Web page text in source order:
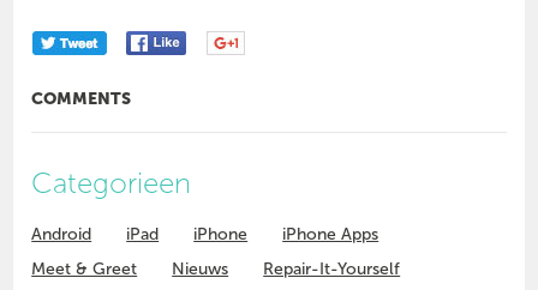
COMMENTS
Categorieen
Android iPad iPhone
iPhone Apps
Meet & Greet
Nieuws
Repair-It-Yourself